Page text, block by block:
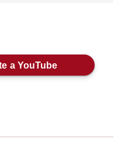
a YouTube